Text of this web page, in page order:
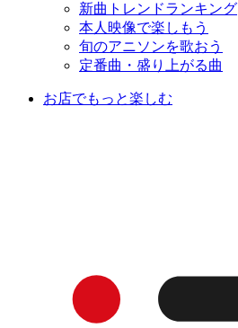
新曲トレンドランキング
本人映像で楽しもう
旬のアニソンを歌おう
定番曲・盛り上がる曲
お店でもっと楽しむ